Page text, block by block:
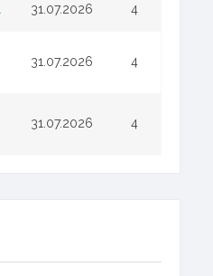
31.07.2026 4
31.07.2026 4
31.07.2026 4